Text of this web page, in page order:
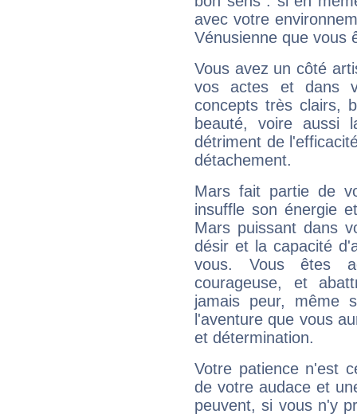
avec votre
Vénusienne que vous
Vous avez un côté
vos actes et dans
concepts très clairs,
beauté, voire aussi
détriment de
détachement.
Mars fait partie de
insuffle son énergie
Mars puissant dans
désir et la capacité
vous. Vous êtes
courageuse, et
jamais peur, même
l'aventure que vous
et détermination.
Votre patience n'est
de votre audace et
peuvent, si vous n'y